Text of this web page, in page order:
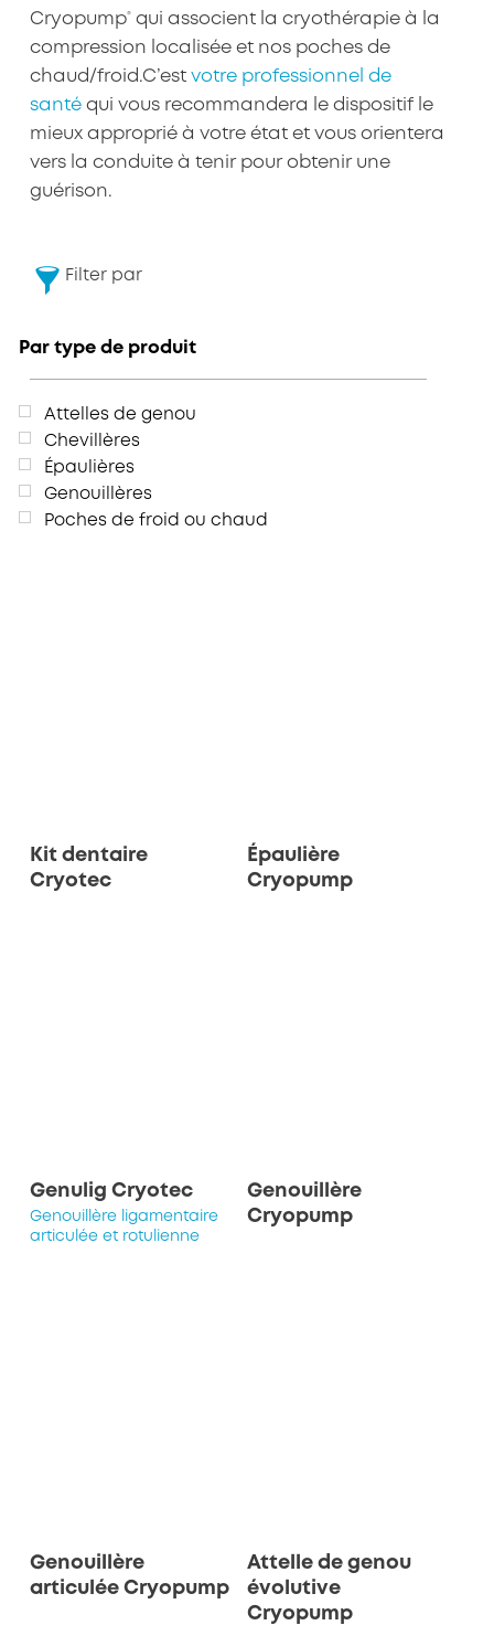
Cryopump®qui associent la cryothérapie à la
compression localisée et nos poches de
chaud/froid.C’est votre professionnel de
santéqui vous recommandera le dispositif le
mieux approprié à votre état et vous orientera
vers la conduite à tenir pour obtenir une
guérison.
Filter par
Par type de produit
Attelles de genou
Chevillères
Épaulières
Genouillères
Poches de froid ou chaud
Kit dentaire
Cryotec
Épaulière
Cryopump
Genulig Cryotec
Genouillère ligamentaire
articulée et rotulienne
Genouillère
Cryopump
Genouillère
articulée Cryopump
Attelle de genou
évolutive
Cryopump